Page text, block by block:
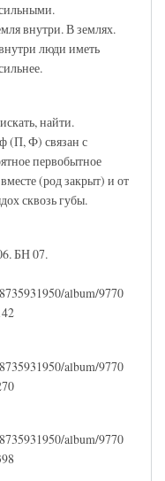
внутри. В землях.
люди иметь
найти.
(П, Ф) связан с
первобытное
(род закрыт) и от
сквозь губы.
БН 07.
album/9770
album/9770
album/9770